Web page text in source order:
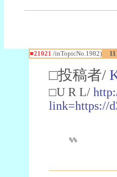
■21021 /inTopicNo.1982)
□投稿者/
□U R L/
link=https://
%%